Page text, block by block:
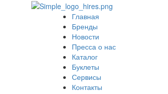
Главная
Бренды
Новости
Пресса о нас
Каталог
Буклеты
Сервисы
Контакты